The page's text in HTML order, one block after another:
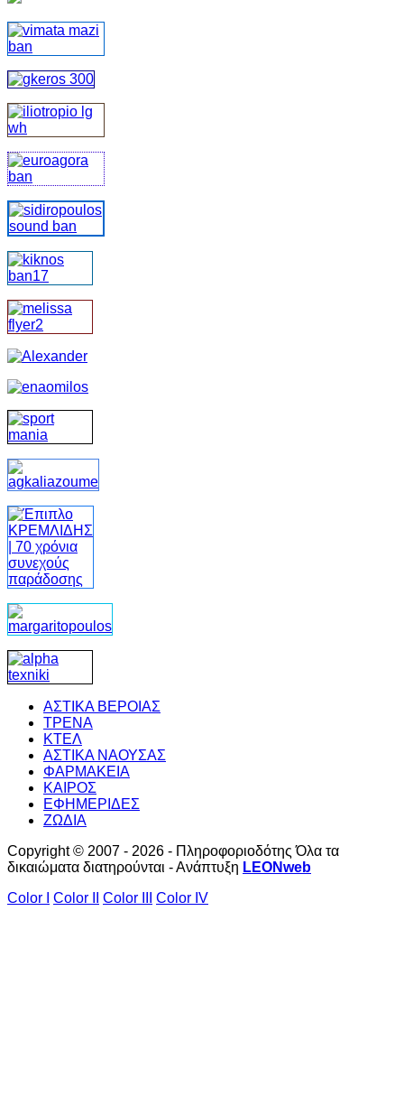
ΑΣΤΙΚΑ ΒΕΡΟΙΑΣ
ΤΡΕΝΑ
ΚΤΕΛ
ΑΣΤΙΚΑ ΝΑΟΥΣΑΣ
ΦΑΡΜΑΚΕΙΑ
ΚΑΙΡΟΣ
ΕΦΗΜΕΡΙΔΕΣ
ΖΩΔΙΑ
Copyright © 2007 - 2026 - Πληροφοριοδότης Όλα τα
δικαιώματα διατηρούνται - Ανάπτυξη LEONweb
Color I
Color II Color III Color IV